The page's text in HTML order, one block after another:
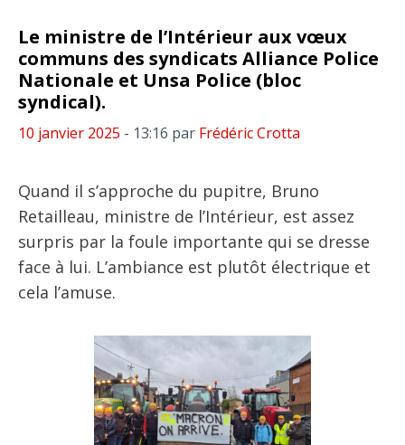
Le ministre de l’Intérieur aux vœux
communs des syndicats Alliance Police
Nationale et Unsa Police (bloc
syndical).
10 janvier 2025 - 13:16 par Frédéric Crotta
Quand il s’approche du pupitre, Bruno
Retailleau, ministre de l’Intérieur, est assez
surpris par la foule importante qui se dresse
face à lui. L’ambiance est plutôt électrique et
cela l’amuse.